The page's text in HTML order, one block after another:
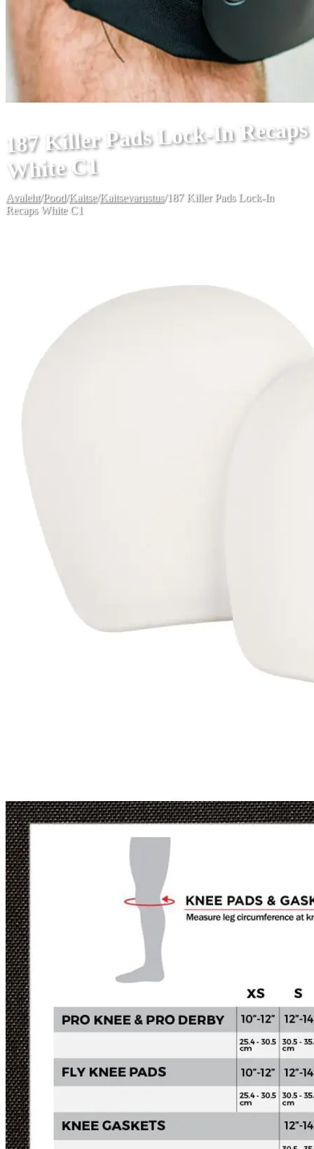
187 Killer Pads Lock-In Recaps
White C1
Avaleht/Pood/Kaitse/Kaitsevarustus/187 Killer Pads Lock-In
Recaps White C1